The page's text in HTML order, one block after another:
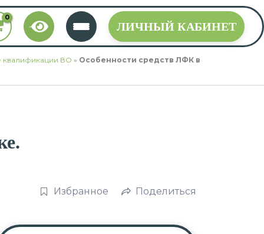
ЛИЧНЫЙ КАБИНЕТ
ВО » Особенности средств ЛФК в
Избранное Поделиться